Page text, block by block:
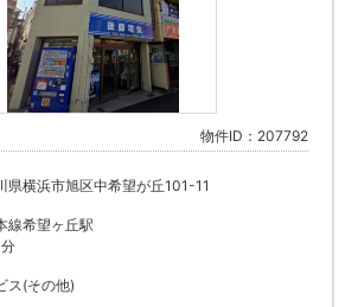
物件ID：207792
県横浜市旭区中希望が丘101-11
線希望ヶ丘駅
ス(その他)